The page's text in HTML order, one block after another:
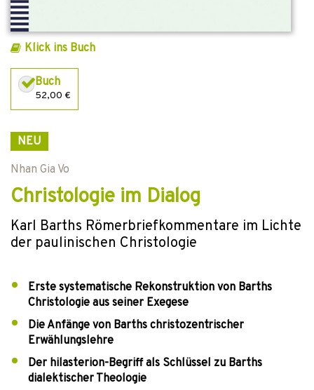
Klick ins Buch
Buch
52,00 €
NEU
Nhan Gia Vo
Christologie im Dialog
Karl Barths Römerbriefkommentare im Lichte
der paulinischen Christologie
Erste systematische Rekonstruktion von Barths
Christologie aus seiner Exegese
Die Anfänge von Barths christozentrischer
Erwählungslehre
Der hilasterion-Begriff als Schlüssel zu Barths
dialektischer Theologie